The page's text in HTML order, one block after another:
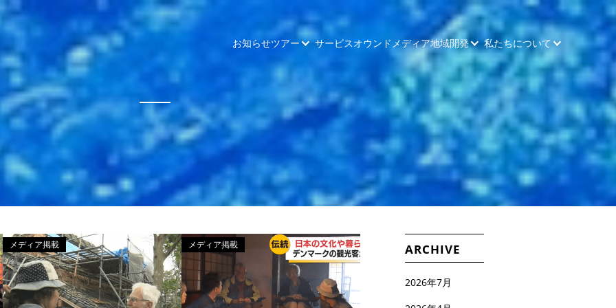
お知らせツアー サービスオウンドメディア地域開発 私たちについて
メディア掲載 メディア掲載 ARCHIVE
2026年7月